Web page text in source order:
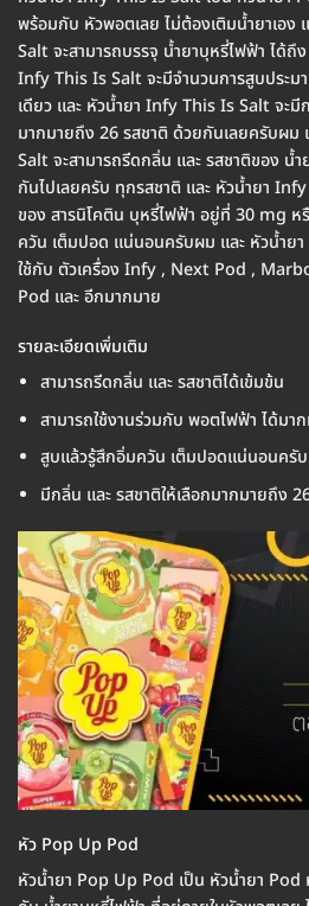
พร้อมกับ หัวพอตเลย ไม่ต้องเติมน้ำยาเอง
Salt จะสามารถบรรจุ น้ำยาบุหรี่ไฟฟ้า ได้ถึ
Infy This Is Salt จะมีจำนวนการสูบประม
เดียว และ หัวน้ำยา Infy This Is Salt จะมี
มากมายถึง 26 รสชาติ ด้วยกันเลยครับผม
Salt จะสามารถรีดกลิ่น และ รสชาติของ น้
กันไปเลยครับ ทุกรสชาติ และ หัวน้ำยา
ของ สารนิโคติน บุหรี่ไฟฟ้า อยู่ที่ 30 mg ห
ควัน เต็มปอด แน่นอนครับผม และ หัวน้ำย
ใช้กับ ตัวเครื่อง Infy , Next Pod ,
Pod และ อีกมากมาย
รายละเอียดเพิ่มเติม
สามารถรีดกลิ่น และ รสชาติได้เข้มข้น
สามารถใช้งานร่วมกับ พอตไฟฟ้า ได้มา
สูบแล้วรู้สึกอิ่มควัน เต็มปอดแน่นอนครับ
มีกลิ่น และ รสชาติให้เลือกมากมายถึง
หัว Pop Up Pod
หัวน้ำยา Pop Up Pod เป็น หัวน้ำยา